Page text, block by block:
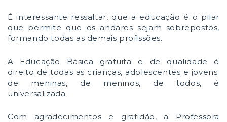
É interessante ressaltar, que a educação é o pilar
que permite que os andares sejam sobrepostos,
formando todas as demais profissões.
A Educação Básica gratuita e de qualidade é
direito de todas as crianças, adolescentes e jovens;
de meninas, de meninos, de todos, é
universalizada.
Com agradecimentos e gratidão, a Professora